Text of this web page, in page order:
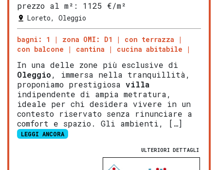
prezzo al m²:
1125 €/m²
Loreto, Oleggio
bagni: 1 zona OMI: D1
con terrazza
con balcone
cantina cucina abitabile
In una delle zone più esclusive di
Oleggio, immersa nella tranquillità,
proponiamo prestigiosa villa
indipendente di ampia metratura,
ideale per chi desidera vivere in un
contesto riservato senza rinunciare a
comfort e spazio. Gli ambienti, […]
LEGGI ANCORA
ULTERIORI DETTAGLI